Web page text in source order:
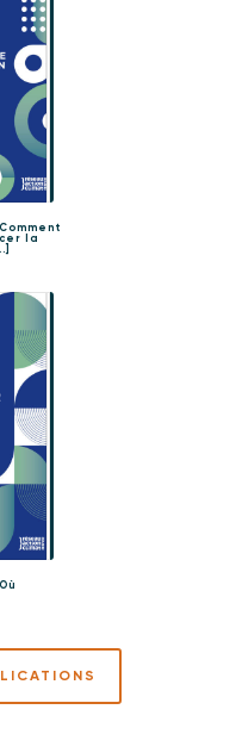
la